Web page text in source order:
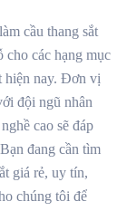
cầu thang sắt
cho các hạng mục
hiện nay. Đơn vị
đội ngũ nhân
cao sẽ đáp
đang cần tìm
giá rẻ, uy tín,
chúng tôi để